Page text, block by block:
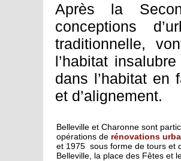
Après la
conceptions
traditionnelle,
l’habitat
dans l’habitat en
et d’alignement.
Belleville et Charonne sont
opérations de rénovations
et 1975 sous forme de tours et
Belleville, la place des Fêtes et